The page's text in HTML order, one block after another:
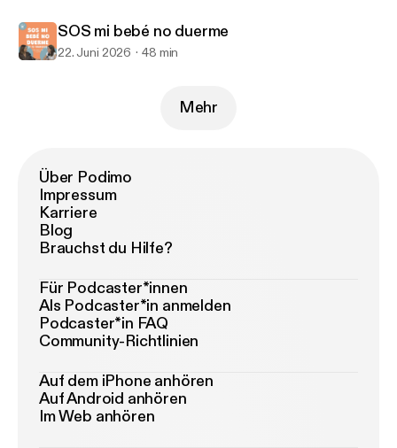
SOS mi bebé no duerme
22. Juni 2026 48 min
Mehr
Über Podimo
Impressum
Karriere
Blog
Brauchst du Hilfe?
Für Podcaster*innen
Als Podcaster*in anmelden
Podcaster*in FAQ
Community-Richtlinien
Auf dem iPhone anhören
Auf Android anhören
Im Web anhören